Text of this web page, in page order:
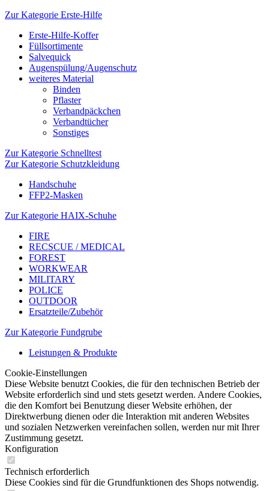
Zur Kategorie Erste-Hilfe
Erste-Hilfe-Koffer
Füllsortimente
Salvequick
Augenspülung/Augenschutz
weiteres Material
Binden
Pflaster
Verbandpäckchen
Verbandtücher
Sonstiges
Zur Kategorie Schnelltest
Zur Kategorie Schutzkleidung
Handschuhe
FFP2-Masken
Zur Kategorie HAIX-Schuhe
FIRE
RECSCUE / MEDICAL
FOREST
WORKWEAR
MILITARY
POLICE
OUTDOOR
Ersatzteile/Zubehör
Zur Kategorie Fundgrube
Leistungen & Produkte
Cookie-Einstellungen
Diese Website benutzt Cookies, die für den technischen Betrieb der
Website erforderlich sind und stets gesetzt werden. Andere Cookies,
die den Komfort bei Benutzung dieser Website erhöhen, der
Direktwerbung dienen oder die Interaktion mit anderen Websites
und sozialen Netzwerken vereinfachen sollen, werden nur mit Ihrer
Zustimmung gesetzt.
Konfiguration
Technisch erforderlich
Diese Cookies sind für die Grundfunktionen des Shops notwendig.